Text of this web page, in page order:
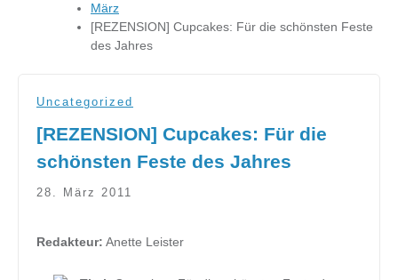
März
[REZENSION] Cupcakes: Für die schönsten Feste
des Jahres
Uncategorized
[REZENSION] Cupcakes: Für die
schönsten Feste des Jahres
28. März 2011
Redakteur: Anette Leister